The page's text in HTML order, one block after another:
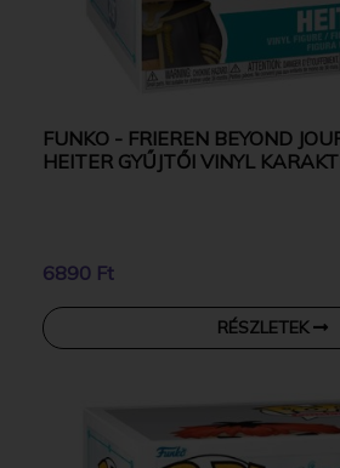
FUNKO - FRIEREN BEYOND
HEITER GYŰJTŐI VINYL
6890 Ft
RÉSZLETEK